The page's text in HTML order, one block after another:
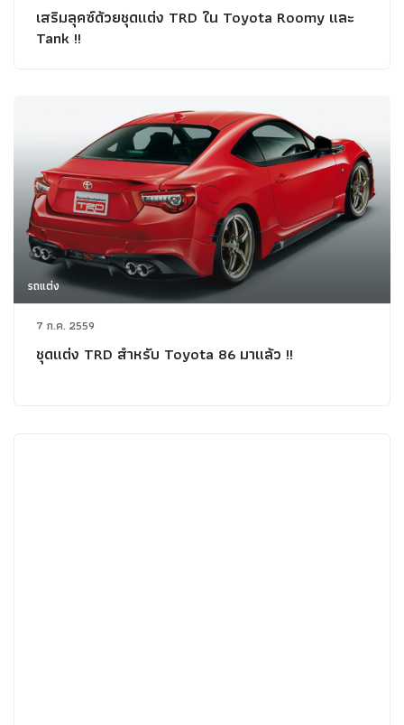
เสริมลุคซ์ด้วยชุดแต่ง TRD ใน Toyota Roomy และ
Tank !!
รถแต่ง
7 ก.ค. 2559
ชุดแต่ง TRD สำหรับ Toyota 86 มาแล้ว !!